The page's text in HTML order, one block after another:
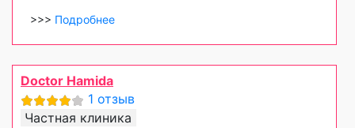
>>> Подробнее
Doctor Hamida
1 отзыв
Частная клиника